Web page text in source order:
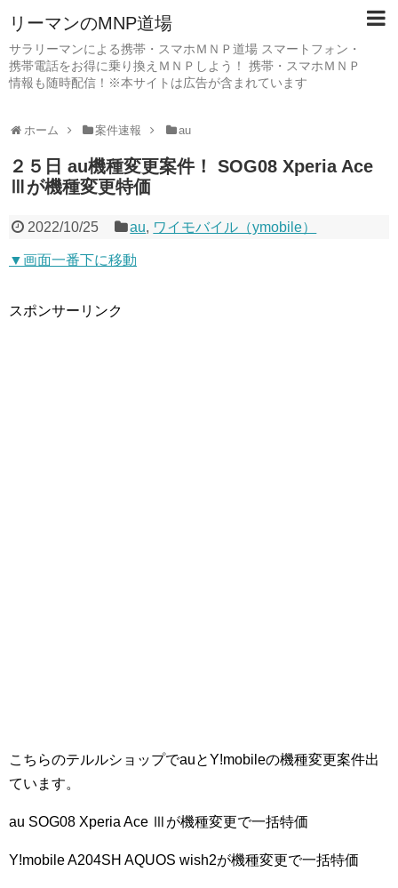
リーマンのMNP道場
サラリーマンによる携帯・スマホＭＮＰ道場 スマートフォン・
携帯電話をお得に乗り換えＭＮＰしよう！ 携帯・スマホＭＮＰ
情報も随時配信！※本サイトは広告が含まれています
ホーム 案件速報 au
２５日 au機種変更案件！ SOG08 Xperia Ace
Ⅲが機種変更特価
2022/10/25 au, ワイモバイル（ymobile）
▼画面一番下に移動
スポンサーリンク
こちらのテルルショップでauとY!mobileの機種変更案件出
ています。
au SOG08 Xperia Ace Ⅲが機種変更で一括特価
Y!mobile A204SH AQUOS wish2が機種変更で一括特価